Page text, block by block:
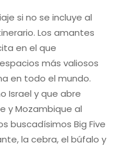
si no se incluye al
Los amantes
en el que
más valiosos
en todo el mundo.
Israel y que abre
y Mozambique al
buscadísimos Big Five
la cebra, el búfalo y